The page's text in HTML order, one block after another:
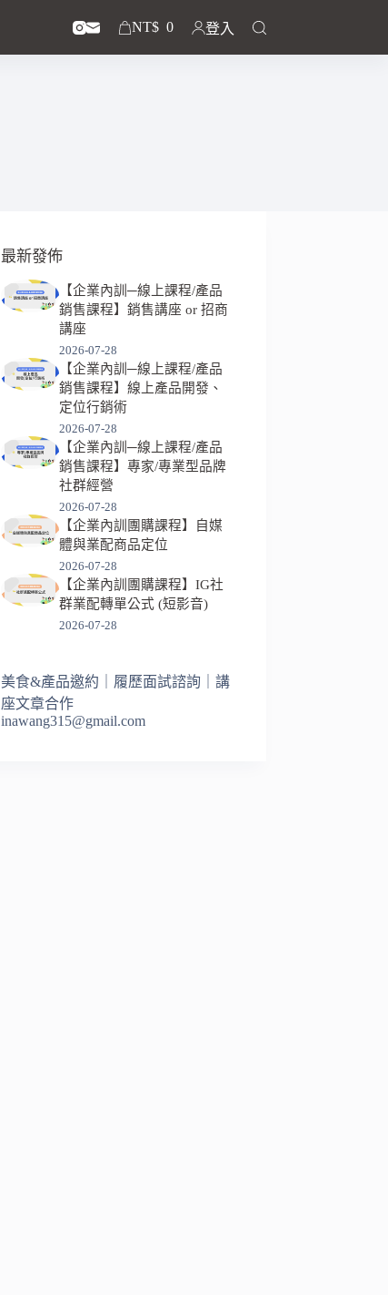
NT$ 0 登入
最新發佈
【企業內訓─線上課程/產品
銷售課程】銷售講座 or 招商
講座
2026-07-28
【企業內訓─線上課程/產品
銷售課程】線上產品開發、
定位行銷術
2026-07-28
【企業內訓─線上課程/產品
銷售課程】專家/專業型品牌
社群經營
2026-07-28
【企業內訓團購課程】自媒
體與業配商品定位
2026-07-28
【企業內訓團購課程】IG社
群業配轉單公式 (短影音)
2026-07-28
美食&產品邀約｜履歷面試諮詢｜講
座文章合作
inawang315@gmail.com